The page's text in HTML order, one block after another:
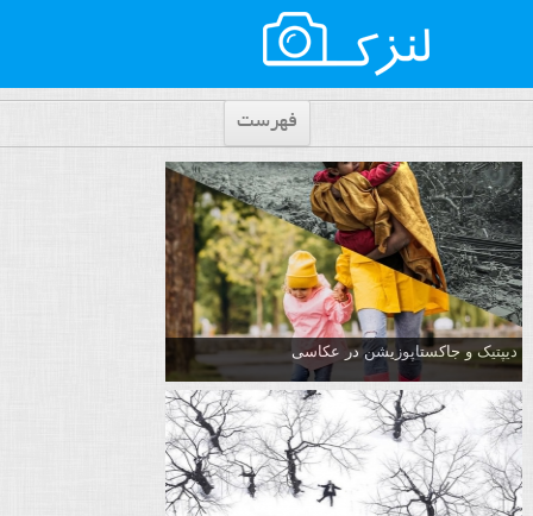
فهرست
دیپتیک و جاکستا‌پوزیشن در عکاسی